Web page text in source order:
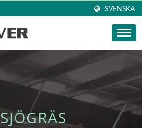
SVENSKA
SJÖGRÄS